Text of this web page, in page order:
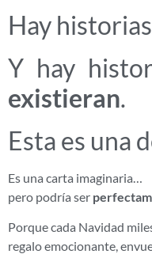
Hay
Y hay
existieran.
Esta es una
Es una carta imaginaria…
pero podría ser
Porque cada Navidad
regalo emocionante,